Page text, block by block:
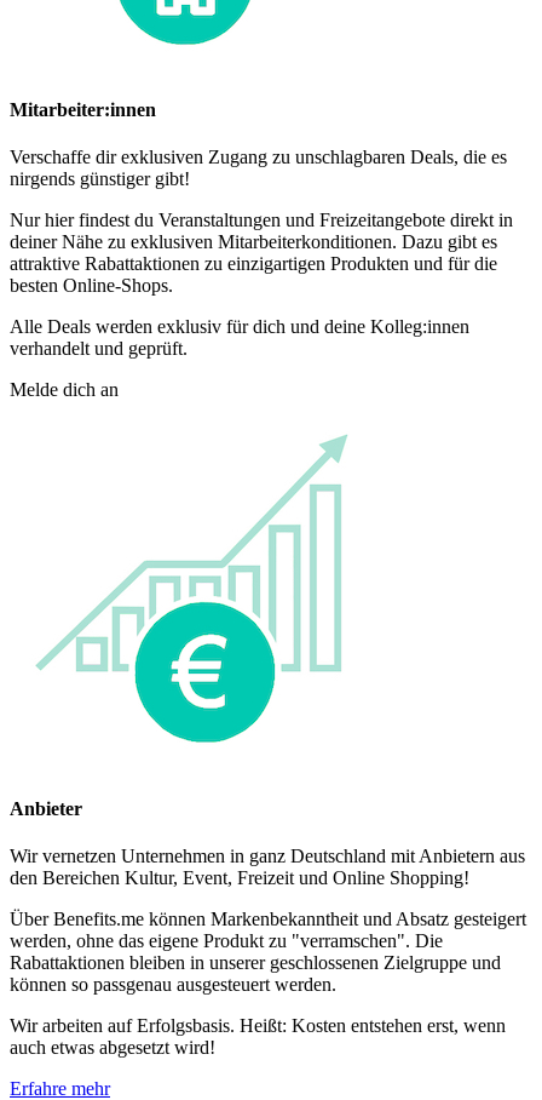
Mitarbeiter:innen
Verschaffe dir exklusiven Zugang zu unschlagbaren Deals, die es
nirgends günstiger gibt!
Nur hier findest du Veranstaltungen und Freizeitangebote direkt in
deiner Nähe zu exklusiven Mitarbeiterkonditionen. Dazu gibt es
attraktive Rabattaktionen zu einzigartigen Produkten und für die
besten Online-Shops.
Alle Deals werden exklusiv für dich und deine Kolleg:innen
verhandelt und geprüft.
Melde dich an
Anbieter
Wir vernetzen Unternehmen in ganz Deutschland mit Anbietern aus
den Bereichen Kultur, Event, Freizeit und Online Shopping!
Über Benefits.me können Markenbekanntheit und Absatz gesteigert
werden, ohne das eigene Produkt zu "verramschen". Die
Rabattaktionen bleiben in unserer geschlossenen Zielgruppe und
können so passgenau ausgesteuert werden.
Wir arbeiten auf Erfolgsbasis. Heißt: Kosten entstehen erst, wenn
auch etwas abgesetzt wird!
Erfahre mehr